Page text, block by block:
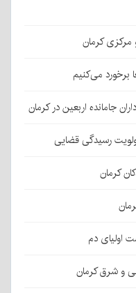
مرکزی کرمان
برخورد می‌کنیم
رسیدگی قضایی
کرمان
اولیای دم
و شرق کرمان